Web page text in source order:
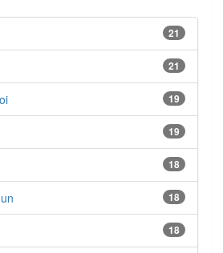
21
21
19
19
18
18
18